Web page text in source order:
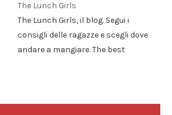
The Lunch Girls
The Lunch Girls, il blog. Segui i
consigli delle ragazze e scegli dove
andare a mangiare. The best